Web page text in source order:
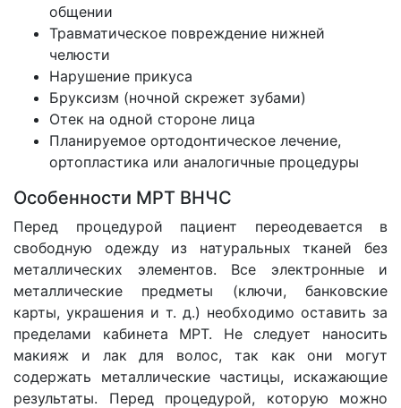
общении
Травматическое повреждение нижней
челюсти
Нарушение прикуса
Бруксизм (ночной скрежет зубами)
Отек на одной стороне лица
Планируемое ортодонтическое лечение,
ортопластика или аналогичные процедуры
Особенности МРТ ВНЧС
Перед процедурой пациент переодевается в
свободную одежду из натуральных тканей без
металлических элементов. Все электронные и
металлические предметы (ключи, банковские
карты, украшения и т. д.) необходимо оставить за
пределами кабинета МРТ. Не следует наносить
макияж и лак для волос, так как они могут
содержать металлические частицы, искажающие
результаты. Перед процедурой, которую можно